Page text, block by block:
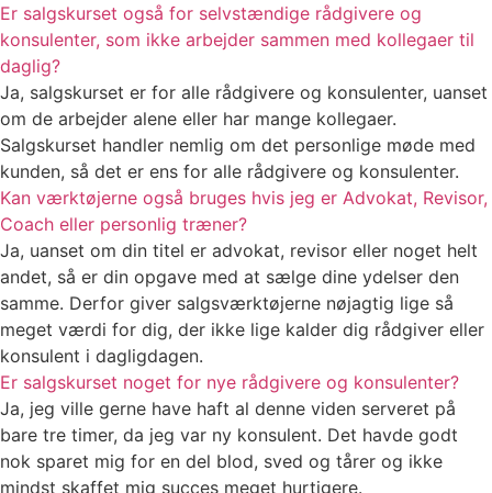
Er salgskurset også for selvstændige rådgivere og
konsulenter, som ikke arbejder sammen med kollegaer til
daglig?
Ja, salgskurset er for alle rådgivere og konsulenter, uanset
om de arbejder alene eller har mange kollegaer.
Salgskurset handler nemlig om det personlige møde med
kunden, så det er ens for alle rådgivere og konsulenter.
Kan værktøjerne også bruges hvis jeg er Advokat, Revisor,
Coach eller personlig træner?
Ja, uanset om din titel er advokat, revisor eller noget helt
andet, så er din opgave med at sælge dine ydelser den
samme. Derfor giver salgsværktøjerne nøjagtig lige så
meget værdi for dig, der ikke lige kalder dig rådgiver eller
konsulent i dagligdagen.
Er salgskurset noget for nye rådgivere og konsulenter?
Ja, jeg ville gerne have haft al denne viden serveret på
bare tre timer, da jeg var ny konsulent. Det havde godt
nok sparet mig for en del blod, sved og tårer og ikke
mindst skaffet mig succes meget hurtigere.